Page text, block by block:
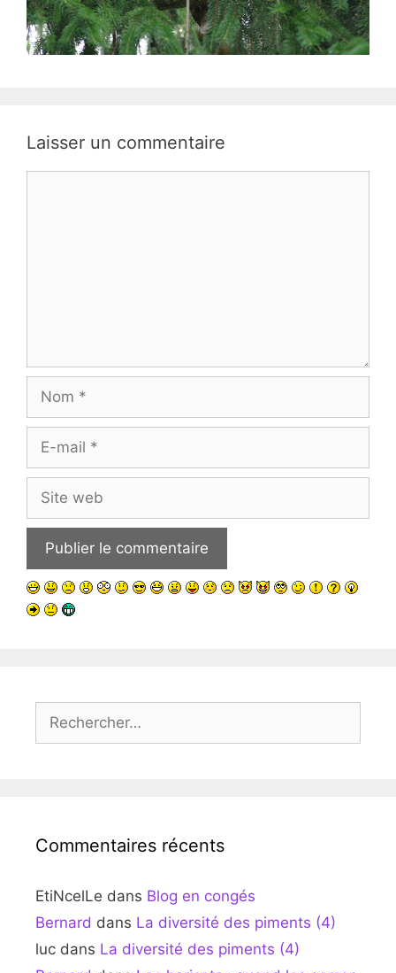
Laisser un commentaire
Nom
Site
web
Rechercher :
Commentaires récents
EtiNcelLe dans Blog en congés
Bernard dans La diversité des piments (4)
luc dans La diversité des piments (4)